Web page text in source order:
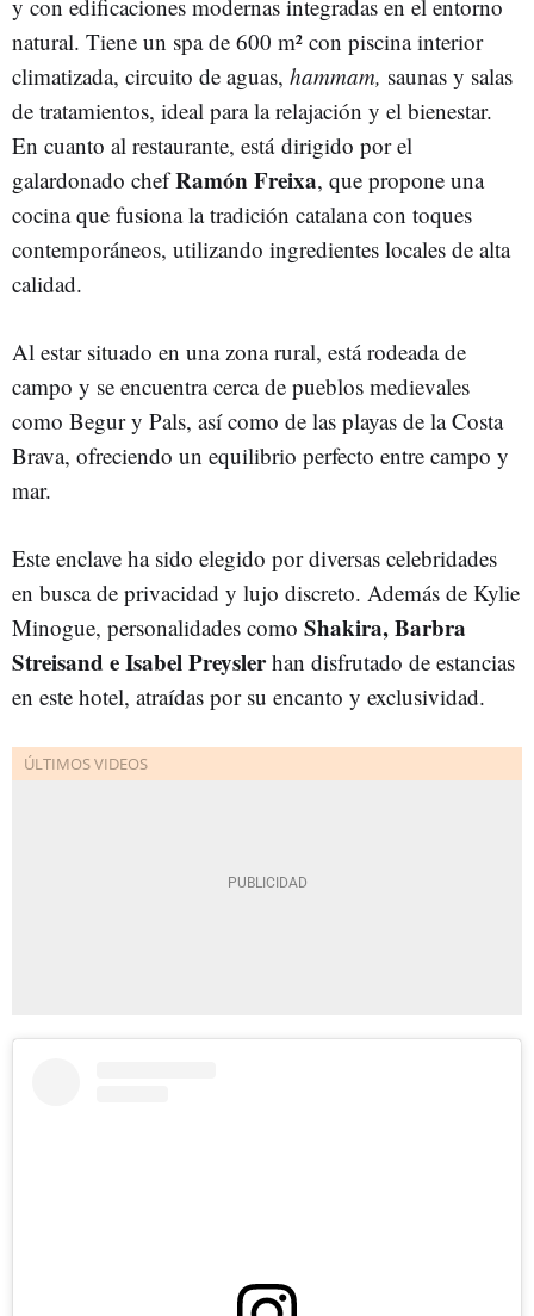
y con edificaciones modernas integradas en el entorno
natural. Tiene un spa de 600 m² con piscina interior
climatizada, circuito de aguas, hammam, saunas y salas
de tratamientos, ideal para la relajación y el bienestar.
En cuanto al restaurante, está dirigido por el
galardonado chefRamón Freixa, que propone una
cocina que fusiona la tradición catalana con toques
contemporáneos, utilizando ingredientes locales de alta
calidad.
Al estar situado en una zona rural, está rodeada de
campo y se encuentra cerca de pueblos medievales
como Begur y Pals, así como de las playas de la Costa
Brava, ofreciendo un equilibrio perfecto entre campo y
mar.
Este enclave ha sido elegido por diversas celebridades
en busca de privacidad y lujo discreto. Además de Kylie
Minogue, personalidades como Shakira, Barbra
Streisand e Isabel Preyslerhan disfrutado de estancias
en este hotel, atraídas por su encanto y exclusividad.